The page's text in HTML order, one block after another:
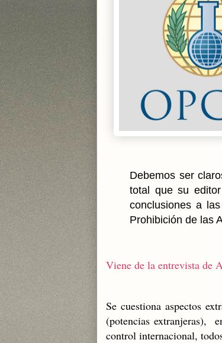
Debemos ser
total que su
conclusiones a
Prohibición de las
Viene de la entrevista de
Se cuestiona aspectos
(potencias extranjeras),
control internacional,